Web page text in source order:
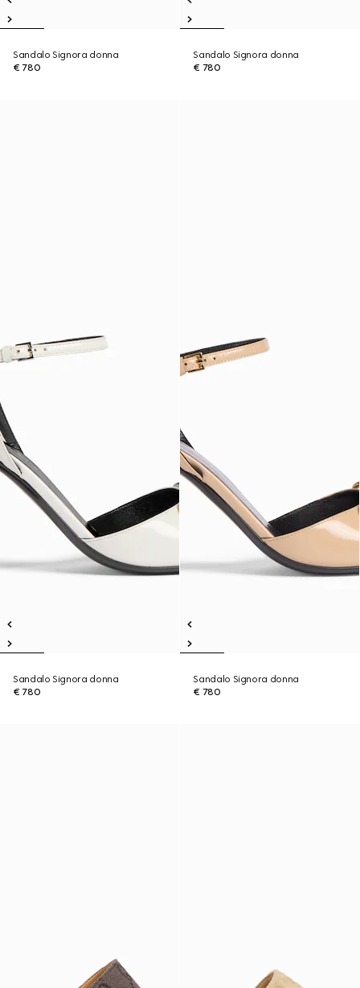
Sandalo Signora donna
€ 780
Sandalo Signora donna
€ 780
Sandalo Signora donna
€ 780
Sandalo Signora donna
€ 780